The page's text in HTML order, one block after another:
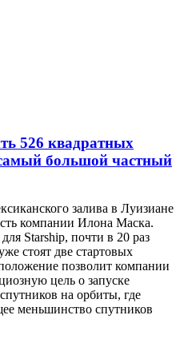
526 квадратных
большой частный
залива в Луизиане
компании Илона Маска.
Starship, почти в 20 раз
стоят две стартовых
позволит компании
цель о запуске
на орбиты, где
меньшинство спутников